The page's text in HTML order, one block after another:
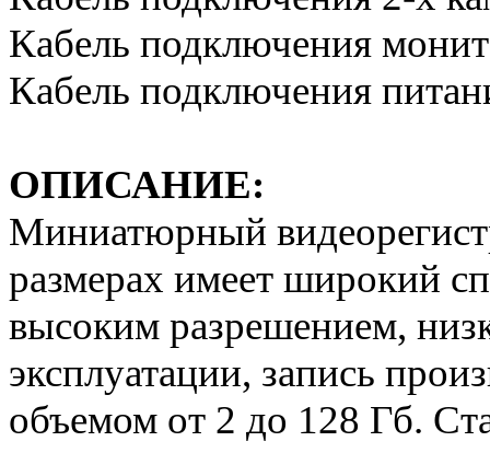
Кабель подключения
Кабель подключения
ОПИСАНИЕ:
Миниатюрный
размерах имеет широкий
высоким разрешением,
эксплуатации, запись
объемом от 2 до 128 Гб.